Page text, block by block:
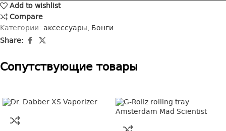
Add to wishlist
Compare
Категории: аксессуары, Бонги
Share:
Cопутствующие товары